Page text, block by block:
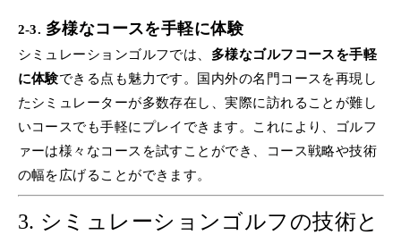
2-3. 多様なコースを手軽に体験
シミュレーションゴルフでは、 多様なゴルフコースを手軽
に体験できる点も魅力です。国内外の名門コースを再現し
たシミュレーターが多数存在し、実際に訪れることが難し
いコースでも手軽にプレイできます。これにより、ゴルフ
ァーは様々なコースを試すことができ、コース戦略や技術
の幅を広げることができます。
3. シミュレーションゴルフの技術と